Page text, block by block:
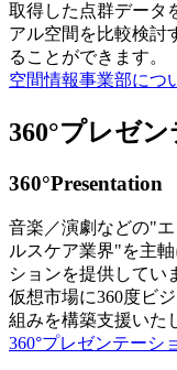
取得した点群データ
アル空間を比較検討
ることができます。
空間情報事業部につ
360°プレゼ
360°Presentation
音楽／演劇などの"
ルスケア業界"を主
ションを提供してい
仮想市場に360度ビ
組みを構築支援いた
360°プレゼンテーシ